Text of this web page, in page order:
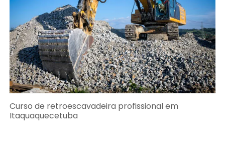
Curso de retroescavadeira profissional em
Itaquaquecetuba